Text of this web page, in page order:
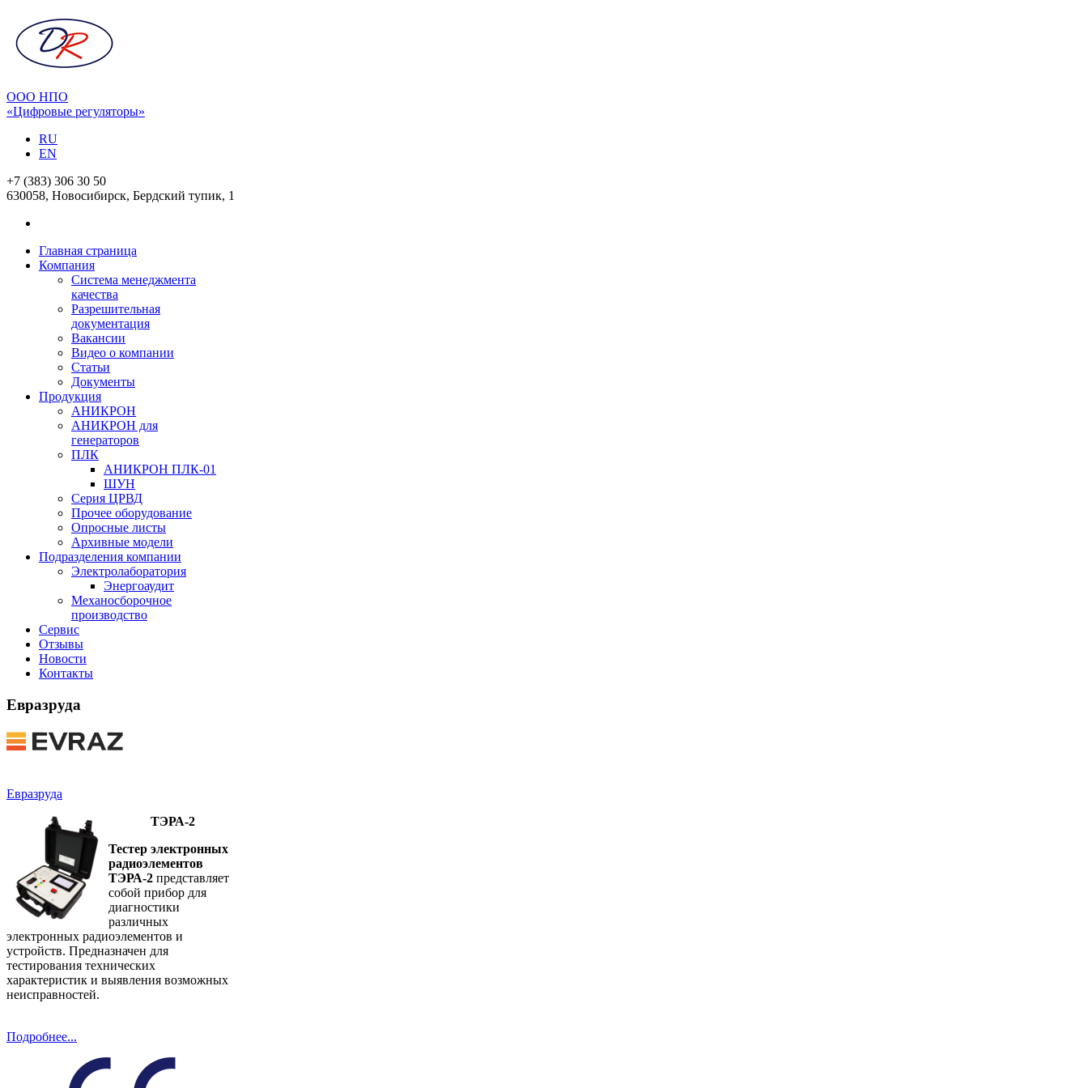
ООО НПО
«Цифровые регуляторы»
RU
EN
+7 (383) 306 30 50
630058, Новосибирск, Бердский тупик, 1
Главная страница
Компания
Система менеджмента
качества
Разрешительная
документация
Вакансии
Видео о компании
Статьи
Документы
Продукция
АНИКРОН
АНИКРОН для
генераторов
ПЛК
АНИКРОН ПЛК-01
ШУН
Серия ЦРВД
Прочее оборудование
Опросные листы
Архивные модели
Подразделения компании
Электролаборатория
Энергоаудит
Механосборочное
производство
Сервис
Отзывы
Новости
Контакты
Евразруда
Евразруда
ТЭРА-2
Тестер электронных
радиоэлементов
ТЭРА-2 представляет
собой прибор для
диагностики
различных
электронных радиоэлементов и
устройств. Предназначен для
тестирования технических
характеристик и выявления возможных
неисправностей.
Подробнее...